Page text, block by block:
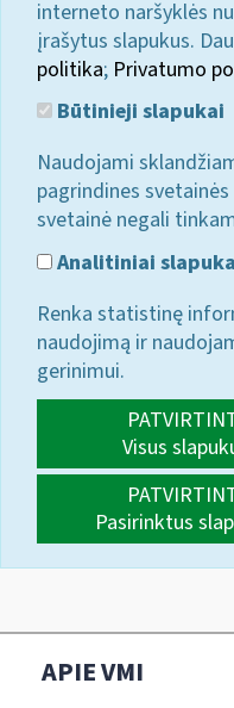
interneto naršyklės
įrašytus slapukus.
politika; Privatumo
Būtinieji slapukai
Naudojami
pagrindines
svetainė negali
Analitiniai
Renka statistinę
naudojimą ir
gerinimui.
Visus
Pasirinktus
APIE VMI